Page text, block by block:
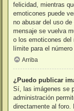
felicidad, mientras
emoticones puede
no abusar del uso
mensaje se vuelva
o los emoticones del
límite para el
Arriba
¿Puedo publicar
Sí, las imágenes se
administración
directamente al foro.